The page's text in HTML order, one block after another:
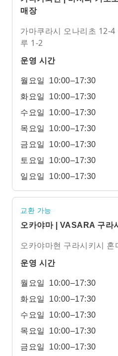
매장
가마쿠라시 오나리초 12-4
루 1-2
운영 시간
월요일
10:00–17:30
화요일
10:00–17:30
수요일
10:00–17:30
목요일
10:00–17:30
금요일
10:00–17:30
토요일
10:00–17:30
일요일
10:00–17:30
교환 가능
오카야마 | VASARA 구라
오카야마현 구라시키시 혼
운영 시간
월요일
10:00–17:30
화요일
10:00–17:30
수요일
10:00–17:30
목요일
10:00–17:30
금요일
10:00–17:30